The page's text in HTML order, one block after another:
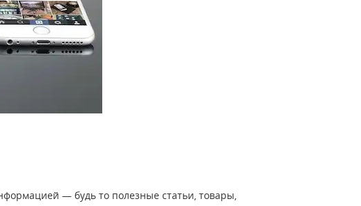
— будь то полезные статьи, товары,